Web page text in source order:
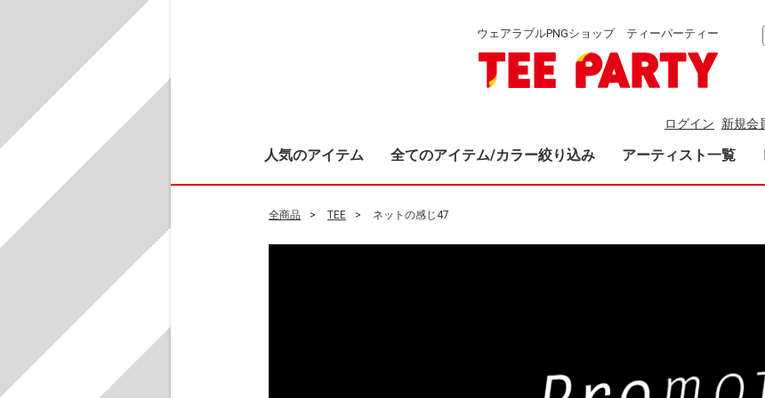
ウェアラブルPNGショップ ティーパーティー
ログイン 新規会
人気のアイテム 全てのアイテム/カラー絞り込み アーティスト一覧
全商品 TEE ネットの感じ47